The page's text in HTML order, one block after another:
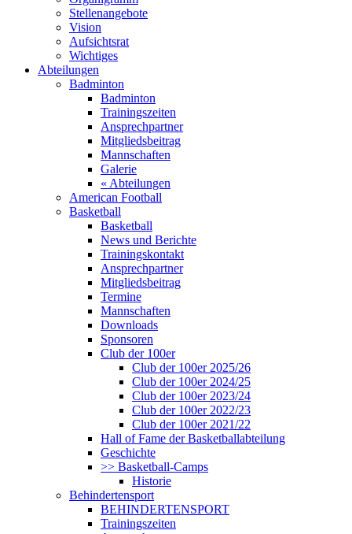
Stellenangebote
Vision
Aufsichtsrat
Wichtiges
Abteilungen
Badminton
Badminton
Trainingszeiten
Ansprechpartner
Mitgliedsbeitrag
Mannschaften
Galerie
« Abteilungen
American Football
Basketball
Basketball
News und Berichte
Trainingskontakt
Ansprechpartner
Mitgliedsbeitrag
Termine
Mannschaften
Downloads
Sponsoren
Club der 100er
Club der 100er 2025/26
Club der 100er 2024/25
Club der 100er 2023/24
Club der 100er 2022/23
Club der 100er 2021/22
Hall of Fame der Basketballabteilung
Geschichte
>> Basketball-Camps
Historie
Behindertensport
BEHINDERTENSPORT
Trainingszeiten